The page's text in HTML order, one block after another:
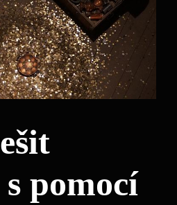
pomocí